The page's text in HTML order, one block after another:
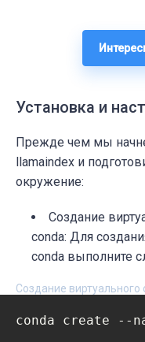
Установка и
Прежде чем мы
llamaindex и
окружение:
Создание
conda: Для
conda выполните
Создание виртуального